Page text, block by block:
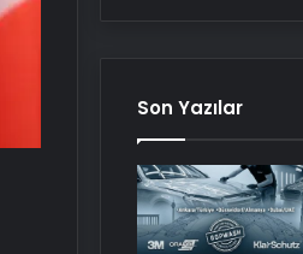
Son Yazılar